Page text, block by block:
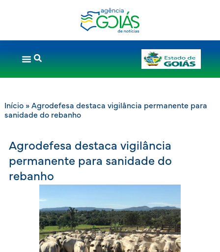
Início» Agrodefesa destaca vigilância permanente para
sanidade do rebanho
Agrodefesa destaca vigilância
permanente para sanidade do
rebanho